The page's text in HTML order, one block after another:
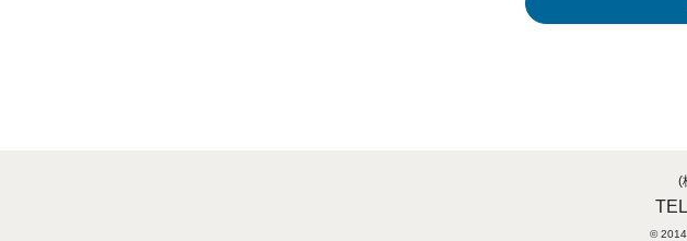
(
© 2014